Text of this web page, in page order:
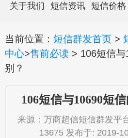
关于我们 短信资讯 短信价格
当前位置： 短信群发首页 >
中心>售前必读 > 106短信
别？
106短信与10690短
来源：万商超信短信群发平
13675 发布于: 2019-